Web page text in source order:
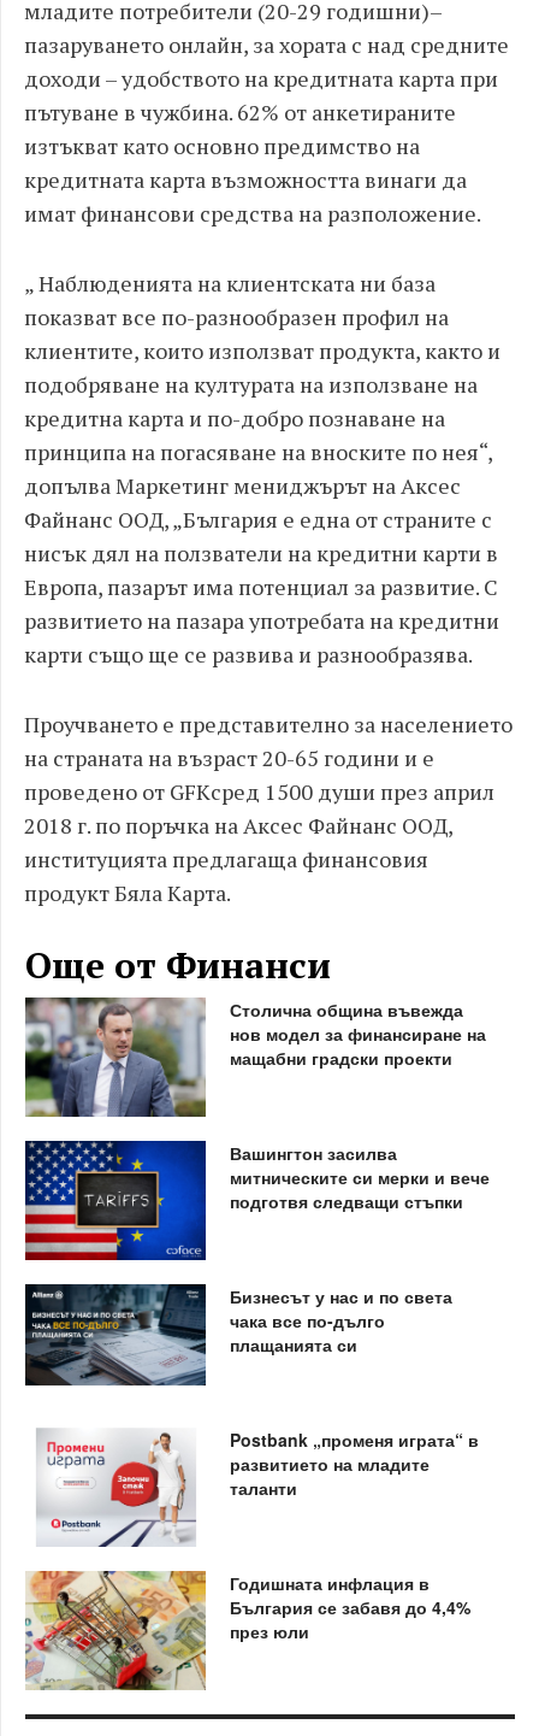
младите потребители (20-29 годишни)–
пазаруването онлайн, за хората с над средните
доходи – удобството на кредитната карта при
пътуване в чужбина. 62% от анкетираните
изтъкват като основно предимство на
кредитната карта възможността винаги да
имат финансови средства на разположение.
„ Наблюденията на клиентската ни база
показват все по-разнообразен профил на
клиентите, които използват продукта, както и
подобряване на културата на използване на
кредитна карта и по-добро познаване на
принципа на погасяване на вноските по нея“,
допълва Маркетинг мениджърът на Аксес
Файнанс ООД, „България е една от страните с
нисък дял на ползватели на кредитни карти в
Европа, пазарът има потенциал за развитие. С
развитието на пазара употребата на кредитни
карти също ще се развива и разнообразява.
Проучването е представително за населението
на страната на възраст 20-65 години и е
проведено от GFKсред 1500 души през април
2018 г. по поръчка на Аксес Файнанс ООД,
институцията предлагаща финансовия
продукт Бяла Карта.
Още от Финанси
Столична община въвежда
нов модел за финансиране на
мащабни градски проекти
Вашингтон засилва
митническите си мерки и вече
подготвя следващи стъпки
Бизнесът у нас и по света
чака все по-дълго
плащанията си
Postbank „променя играта“ в
развитието на младите
таланти
Годишната инфлация в
България се забавя до 4,4%
през юли